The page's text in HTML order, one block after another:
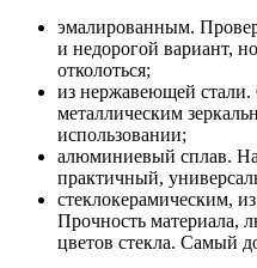
эмалированным.
и недорогой вариант,
отколоться;
из нержавеющей
металлическим
использовании;
алюминиевый сплав.
практичный,
стеклокерамическим,
Прочность материала,
цветов стекла. Самый